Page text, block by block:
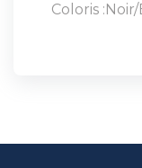
Coloris